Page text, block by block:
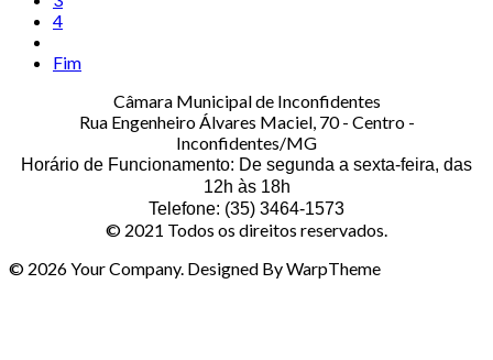
4
Fim
Câmara Municipal de Inconfidentes
Rua Engenheiro Álvares Maciel, 70 - Centro -
Inconfidentes/MG
Horário de Funcionamento: De segunda a sexta-feira, das
12h às 18h
Telefone: (35) 3464-1573
© 2021 Todos os direitos reservados.
© 2026 Your Company. Designed By WarpTheme